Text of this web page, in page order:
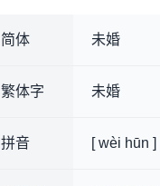
简体 未婚
繁体字 未婚
拼音 [ wèi hūn ]